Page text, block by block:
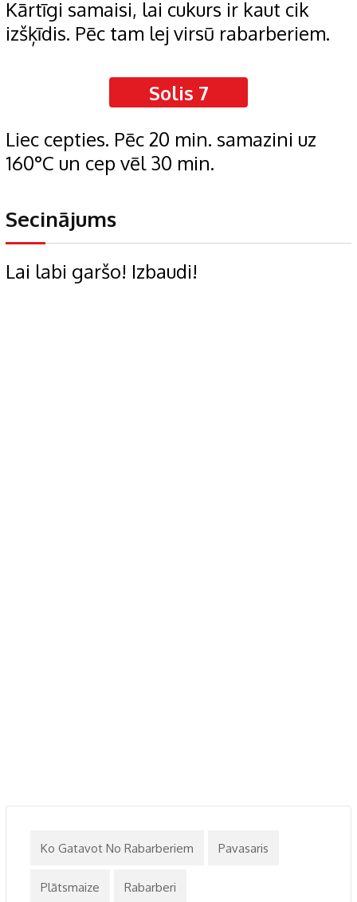
Kārtīgi samaisi, lai cukurs ir kaut cik
izšķīdis. Pēc tam lej virsū rabarberiem.
Solis 7
Liec cepties. Pēc 20 min. samazini uz
160°C un cep vēl 30 min.
Secinājums
Lai labi garšo! Izbaudi!
Ko Gatavot No Rabarberiem Pavasaris
Plātsmaize Rabarberi